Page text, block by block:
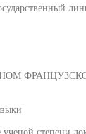
ФРАНЦУЗСКОМ